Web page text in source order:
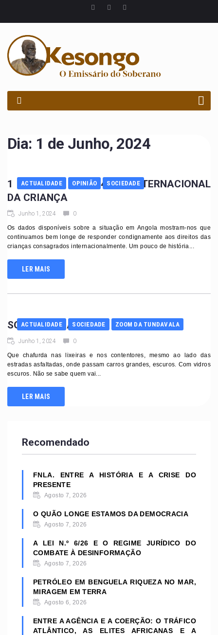
Dia: 1 de Junho, 2024
ACTUALIDADE OPINIÃO SOCIEDADE
1 DE JUNHO DE 2024, DIA INTERNACIONAL
DA CRIANÇA
Junho 1, 2024 0
Os dados disponíveis sobre a situação em Angola mostram-nos que
continuamos bem longe de responder condignamente aos direitos das
crianças consagrados internacionalmente. Um pouco de história...
LER MAIS
ACTUALIDADE SOCIEDADE ZOOM DA TUNDAVALA
SOU CRIANÇA…
Junho 1, 2024 0
Que chafurda nas lixeiras e nos contentores, mesmo ao lado das
estradas asfaltadas, onde passam carros grandes, escuros. Com vidros
escuros. Não se sabe quem vai...
LER MAIS
Recomendado
FNLA. ENTRE A HISTÓRIA E A CRISE DO
PRESENTE
Agosto 7, 2026
O QUÃO LONGE ESTAMOS DA DEMOCRACIA
Agosto 7, 2026
A LEI N.º 6/26 E O REGIME JURÍDICO DO
COMBATE À DESINFORMAÇÃO
Agosto 7, 2026
PETRÓLEO EM BENGUELA RIQUEZA NO MAR,
MIRAGEM EM TERRA
Agosto 6, 2026
ENTRE A AGÊNCIA E A COERÇÃO: O TRÁFICO
ATLÂNTICO, AS ELITES AFRICANAS E A